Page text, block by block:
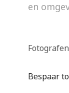
en
Bespaar